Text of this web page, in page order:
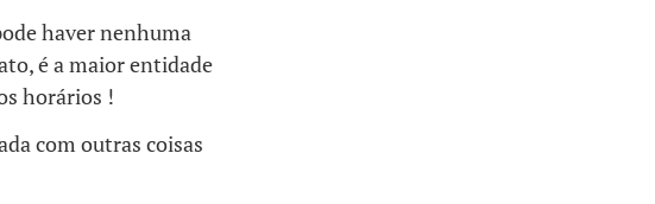
haver nenhuma
é a maior entidade
horários !
com outras coisas